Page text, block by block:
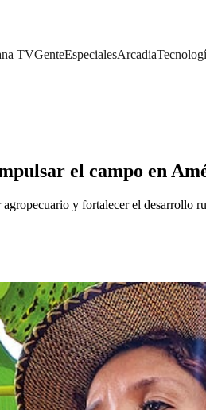
TVGenteEspecialesArcadia
el campo en
y fortalecer el desarrollo